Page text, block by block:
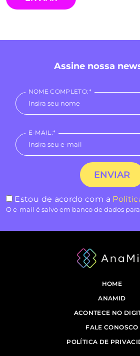
Assine nossa
NOME COMPLETO:*
E-MAIL:*
Estou de acordo com a
O e-mail é salvo em banco de dados
HOME
ANAMID
ACONTECE NO
FALE CONOSCO
POLÍTICA DE